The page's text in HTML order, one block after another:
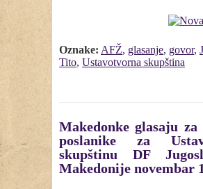
Oznake: AFŽ, glasanje, govor,
Tito, Ustavotvorna skupština
Makedonke glasaju za
poslanike za
skupštinu DF
Makedonije novembar